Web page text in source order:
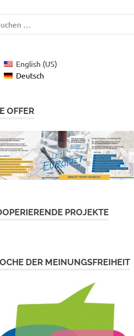
English (US)
Deutsch
OFFER
PROJEKTE
DER MEINUNGSFREIHEIT